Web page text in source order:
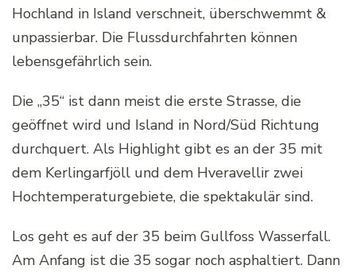
Hochland in Island verschneit, überschwemmt &
unpassierbar. Die Flussdurchfahrten können
lebensgefährlich sein.
Die „35“ ist dann meist die erste Strasse, die
geöffnet wird und Island in Nord/Süd Richtung
durchquert. Als Highlight gibt es an der 35 mit
dem Kerlingarfjöll und dem Hveravellir zwei
Hochtemperaturgebiete, die spektakulär sind.
Los geht es auf der 35 beim Gullfoss Wasserfall.
Am Anfang ist die 35 sogar noch asphaltiert. Dann